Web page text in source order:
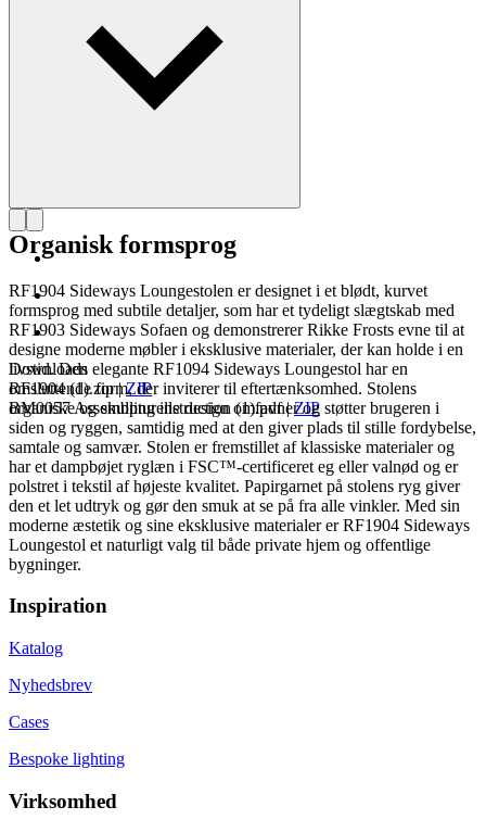
Læs mere om Rikke Frost
Downloads
RF1904 (1).zip|ZIP
BM0057 Assembling instruction (1).pdf|ZIP
Organisk formsprog
RF1904 Sideways Loungestolen er designet i et blødt, kurvet
formsprog med subtile detaljer, som har et tydeligt slægtskab med
RF1903 Sideways Sofaen og demonstrerer Rikke Frosts evne til at
designe moderne møbler i eksklusive materialer, der kan holde i en
livstid. Den elegante RF1094 Sideways Loungestol har en
omsluttende form, der inviterer til eftertænksomhed. Stolens
organiske og skulpturelle design omfavner og støtter brugeren i
siden og ryggen, samtidig med at den giver plads til stille fordybelse,
samtale og samvær. Stolen er fremstillet af klassiske materialer og
har et dampbøjet ryglæn i FSC™-certificeret eg eller valnød og er
polstret i tekstil af højeste kvalitet. Papirgarnet på stolens ryg giver
den et let udtryk og gør den smuk at se på fra alle vinkler. Med sin
moderne æstetik og sine eksklusive materialer er RF1904 Sideways
Loungestol et naturligt valg til både private hjem og offentlige
bygninger.
Inspiration
Katalog
Nyhedsbrev
Cases
Bespoke lighting
Virksomhed